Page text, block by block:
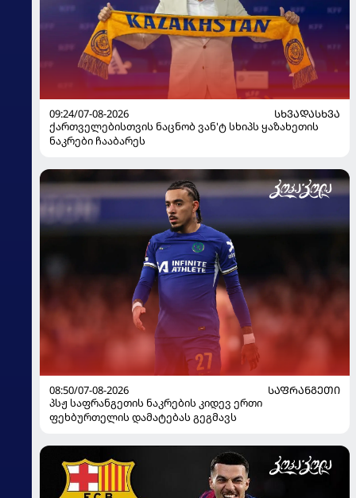
09:24/07-08-2026
ᲡᲮᲕᲐᲓᲐᲡᲮᲕᲐ
ქართველებისთვის ნაცნობ ვან'ტ სხიპს ყაზახეთის
ნაკრები ჩააბარეს
08:50/07-08-2026
ᲡᲐᲤᲠᲐᲜᲒᲔᲗᲘ
პსჟ საფრანგეთის ნაკრების კიდევ ერთი
ფეხბურთელის დამატებას გეგმავს